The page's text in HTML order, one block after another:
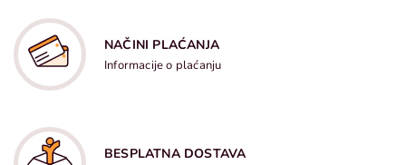
NAČINI PLAĆANJA
Informacije o plaćanju
BESPLATNA DOSTAVA